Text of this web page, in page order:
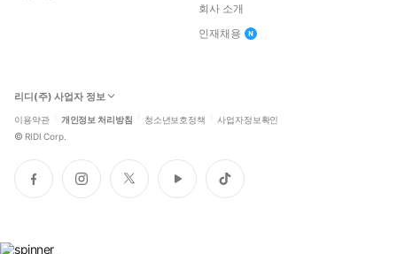
회사 소개
인재채용
리디(주) 사업자 정보
이용약관 개인정보 처리방침 청소년보호정책 사업자정보확인
© RIDI Corp.
페
이
인
스
트
위
유
튜
틱
톡